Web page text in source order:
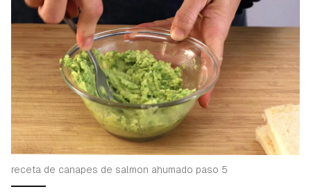
receta de canapes de salmon ahumado paso 5